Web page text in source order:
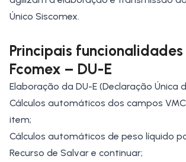
Único Siscomex.
Principais
Fcomex – DU-E
Elaboração da DU-E (Declaração Única
Cálculos automáticos dos campos
item;
Cálculos automáticos de peso líquido
Recurso de Salvar e continuar;